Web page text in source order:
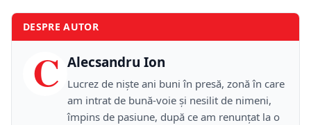
DESPRE AUTOR
C Alecsandru Ion
Lucrez de niște ani buni în presă, zonă în care
am intrat de bună-voie și nesilit de nimeni,
împins de pasiune, după ce am renunțat la o